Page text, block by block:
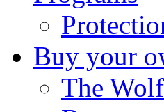
Buy your
The